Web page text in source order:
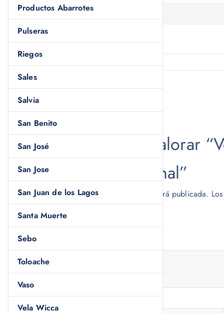
Productos Abarrotes
Pulseras
Riegos
Sales
Salvia
San Benito
San José
San Jose
San Juan de los Lagos
Santa Muerte
Sebo
Toloache
Vaso
Vela Wicca
Dimensiones
Valoraciones
No hay valoraciones aún.
Sé el primero en valorar
Urania 100% Original”
Tu dirección de correo electrónico no será publicada.
Tu puntuación
Tu valoración
Nombre*